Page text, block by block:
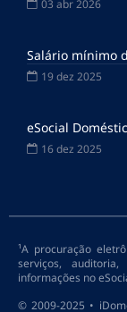
03 abr 2026
Salário mínimo
19 dez 2025
eSocial
16 dez 2025
¹A procuração
serviços,
informações no
© 2009-2025 •